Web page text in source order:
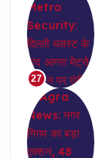
27